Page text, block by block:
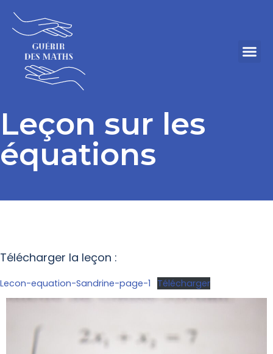
Leçon sur les
équations
Télécharger la leçon :
Lecon-equation-Sandrine-page-1 Télécharger